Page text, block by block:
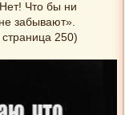
Что бы ни
забывают».
250)